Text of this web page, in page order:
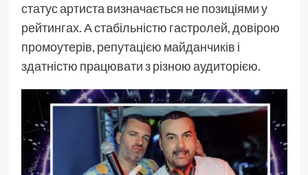
статус артиста визначається не позиціями у
рейтингах. А стабільністю гастролей, довірою
промоутерів, репутацією майданчиків і
здатністю працювати з різною аудиторією.